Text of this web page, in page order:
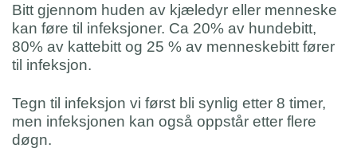
Bitt gjennom huden av kjæledyr eller menneske
kan føre til infeksjoner. Ca 20% av hundebitt,
80% av kattebitt og 25 % av menneskebitt fører
til infeksjon.
Tegn til infeksjon vi først bli synlig etter 8 timer,
men infeksjonen kan også oppstår etter flere
døgn.